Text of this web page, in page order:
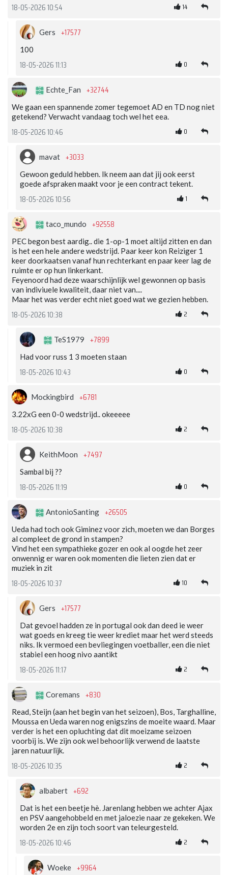
18-05-2026 10:54 14
Gers +17577
100
18-05-2026 11:13 0
Echte_Fan +32744
We gaan een spannende zomer tegemoet AD en TD nog niet
getekend? Verwacht vandaag toch wel het eea.
18-05-2026 10:46 0
mavat +3033
Gewoon geduld hebben. Ik neem aan dat jij ook eerst
goede afspraken maakt voor je een contract tekent.
18-05-2026 10:56 1
taco_mundo +92558
PEC begon best aardig.. die 1-op-1 moet altijd zitten en dan
is het een hele andere wedstrijd. Paar keer kon Reiziger 1
keer doorkaatsen vanaf hun rechterkant en paar keer lag de
ruimte er op hun linkerkant.
Feyenoord had deze waarschijnlijk wel gewonnen op basis
van indiviuele kwaliteit, daar niet van....
Maar het was verder echt niet goed wat we gezien hebben.
18-05-2026 10:38 2
TeS1979 +7899
Had voor russ 1 3 moeten staan
18-05-2026 10:43 0
Mockingbird +6781
3.22xG een 0-0 wedstrijd.. okeeeee
18-05-2026 10:38 2
KeithMoon +7497
Sambal bij ??
18-05-2026 11:19 0
AntonioSanting +26505
Ueda had toch ook Giminez voor zich, moeten we dan Borges
al compleet de grond in stampen?
Vind het een sympathieke gozer en ook al oogde het zeer
onwennig er waren ook momenten die lieten zien dat er
muziek in zit
18-05-2026 10:37 10
Gers +17577
Dat gevoel hadden ze in portugal ook dan deed ie weer
wat goeds en kreeg tie weer krediet maar het werd steeds
niks. Ik vermoed een bevliegingen voetballer, een die niet
stabiel een hoog nivo aantikt
18-05-2026 11:17 2
Coremans +830
Read, Steijn (aan het begin van het seizoen), Bos, Targhalline,
Moussa en Ueda waren nog enigszins de moeite waard. Maar
verder is het een opluchting dat dit moeizame seizoen
voorbij is. We zijn ook wel behoorlijk verwend de laatste
jaren natuurlijk.
18-05-2026 10:35 2
albabert +692
Dat is het een beetje hè. Jarenlang hebben we achter Ajax
en PSV aangehobbeld en met jaloezie naar ze gekeken. We
worden 2e en zijn toch soort van teleurgesteld.
18-05-2026 10:46 2
Woeke +9964